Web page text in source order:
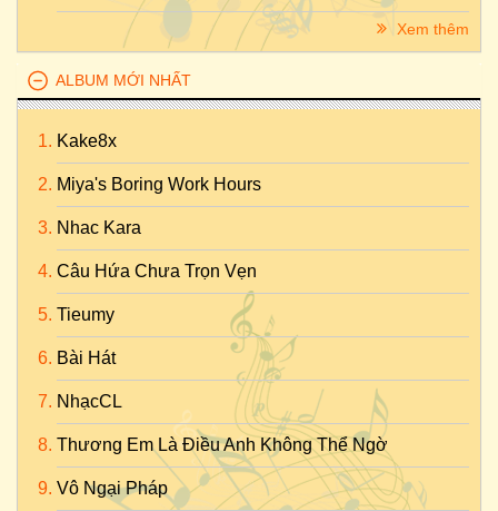
Xem thêm
ALBUM MỚI NHẤT
Kake8x
Miya's Boring Work Hours
Nhac Kara
Câu Hứa Chưa Trọn Vẹn
Tieumy
Bài Hát
NhạcCL
Thương Em Là Điều Anh Không Thể Ngờ
Vô Ngại Pháp